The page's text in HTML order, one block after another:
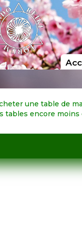
une table de
tables encore moins